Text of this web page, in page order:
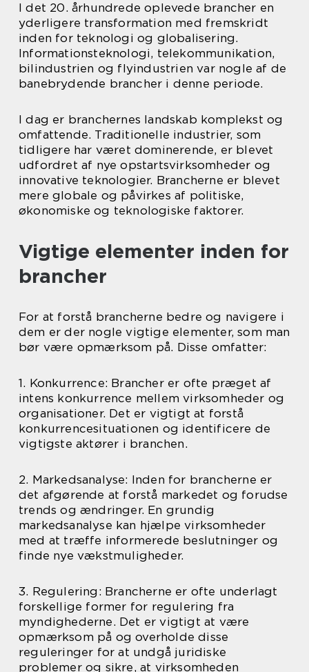
I det 20. århundrede oplevede brancher en
yderligere transformation med fremskridt
inden for teknologi og globalisering.
Informationsteknologi, telekommunikation,
bilindustrien og flyindustrien var nogle af de
banebrydende brancher i denne periode.
I dag er branchernes landskab komplekst og
omfattende. Traditionelle industrier, som
tidligere har været dominerende, er blevet
udfordret af nye opstartsvirksomheder og
innovative teknologier. Brancherne er blevet
mere globale og påvirkes af politiske,
økonomiske og teknologiske faktorer.
Vigtige elementer inden for
brancher
For at forstå brancherne bedre og navigere i
dem er der nogle vigtige elementer, som man
bør være opmærksom på. Disse omfatter:
1. Konkurrence: Brancher er ofte præget af
intens konkurrence mellem virksomheder og
organisationer. Det er vigtigt at forstå
konkurrencesituationen og identificere de
vigtigste aktører i branchen.
2. Markedsanalyse: Inden for brancherne er
det afgørende at forstå markedet og forudse
trends og ændringer. En grundig
markedsanalyse kan hjælpe virksomheder
med at træffe informerede beslutninger og
finde nye vækstmuligheder.
3. Regulering: Brancherne er ofte underlagt
forskellige former for regulering fra
myndighederne. Det er vigtigt at være
opmærksom på og overholde disse
reguleringer for at undgå juridiske
problemer og sikre, at virksomheden